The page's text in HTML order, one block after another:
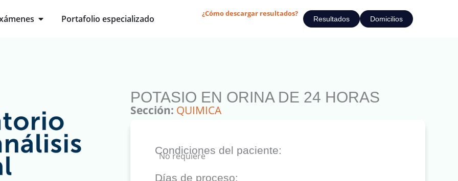
Open Exámenes
Portafolio especializado ¿Cómo descargar resultados?
Resultados Domicilios
POTASIO EN ORINA DE 24 HORAS
Sección: QUIMICA
Condiciones del paciente:
No requiere
Días de proceso: